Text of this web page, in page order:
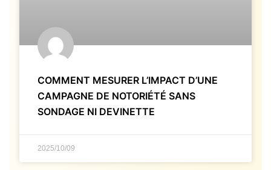
COMMENT MESURER L’IMPACT D’UNE
CAMPAGNE DE NOTORIÉTÉ SANS
SONDAGE NI DEVINETTE
2025/10/09